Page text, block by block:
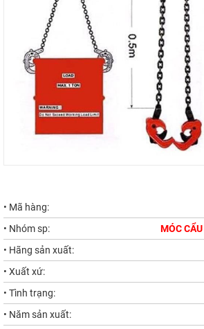
• Mã hàng:
• Nhóm sp:
MÓC
• Hãng sản xuất:
• Xuất xứ:
• Tình trạng:
• Năm sản xuất: